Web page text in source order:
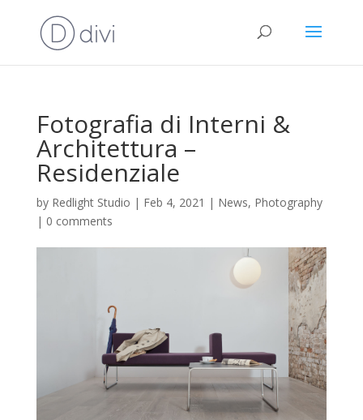
Fotografia di Interni &
Architettura –
Residenziale
by Redlight Studio | Feb 4, 2021 | News, Photography
| 0 comments